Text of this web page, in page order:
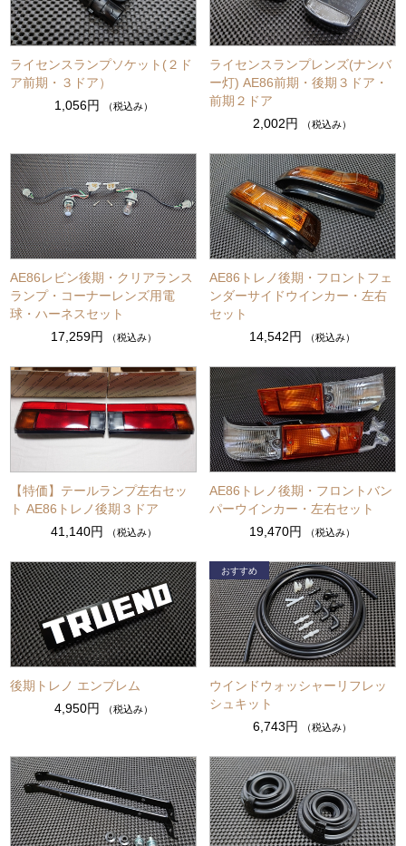
ライセンスランプソケット(２ド
ア前期・３ドア）
1,056円
（税込み）
ライセンスランプレンズ(ナンバ
ー灯) AE86前期・後期３ドア・
前期２ドア
2,002円
（税込み）
AE86レビン後期・クリアランス
ランプ・コーナーレンズ用電
球・ハーネスセット
17,259円
（税込み）
AE86トレノ後期・フロントフェ
ンダーサイドウインカー・左右
セット
14,542円
（税込み）
【特価】テールランプ左右セッ
ト AE86トレノ後期３ドア
41,140円
（税込み）
AE86トレノ後期・フロントバン
パーウインカー・左右セット
19,470円
（税込み）
後期トレノ エンブレム
4,950円
（税込み）
ウインドウォッシャーリフレッ
シュキット
6,743円
（税込み）